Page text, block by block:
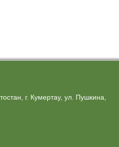
г. Кумертау, ул. Пушкина,